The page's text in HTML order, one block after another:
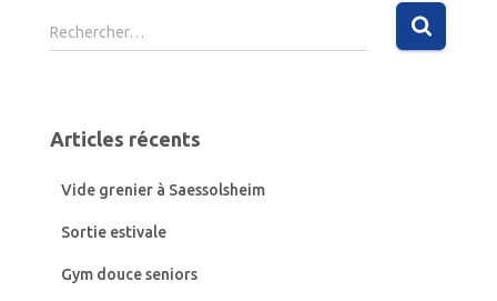
R
e
r
Rechercher…
Articles récents
Vide grenier à Saessolsheim
Sortie estivale
Gym douce seniors